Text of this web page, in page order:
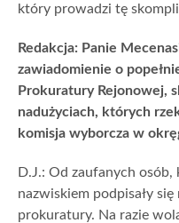
który prowadzi tę
Redakcja: Panie
zawiadomienie o
Prokuratury Rejonowej,
nadużyciach, których
komisja wyborcza w
D.J.: Od zaufanych
nazwiskiem podpisały
prokuratury. Na razie